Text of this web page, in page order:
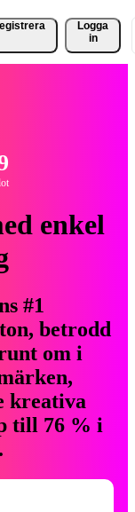
Logga
in
enkel
#1
betrodd
om i
kreativa
till 76 % i